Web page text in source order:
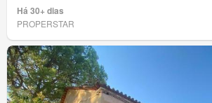
Há 30+ dias
PROPERSTAR